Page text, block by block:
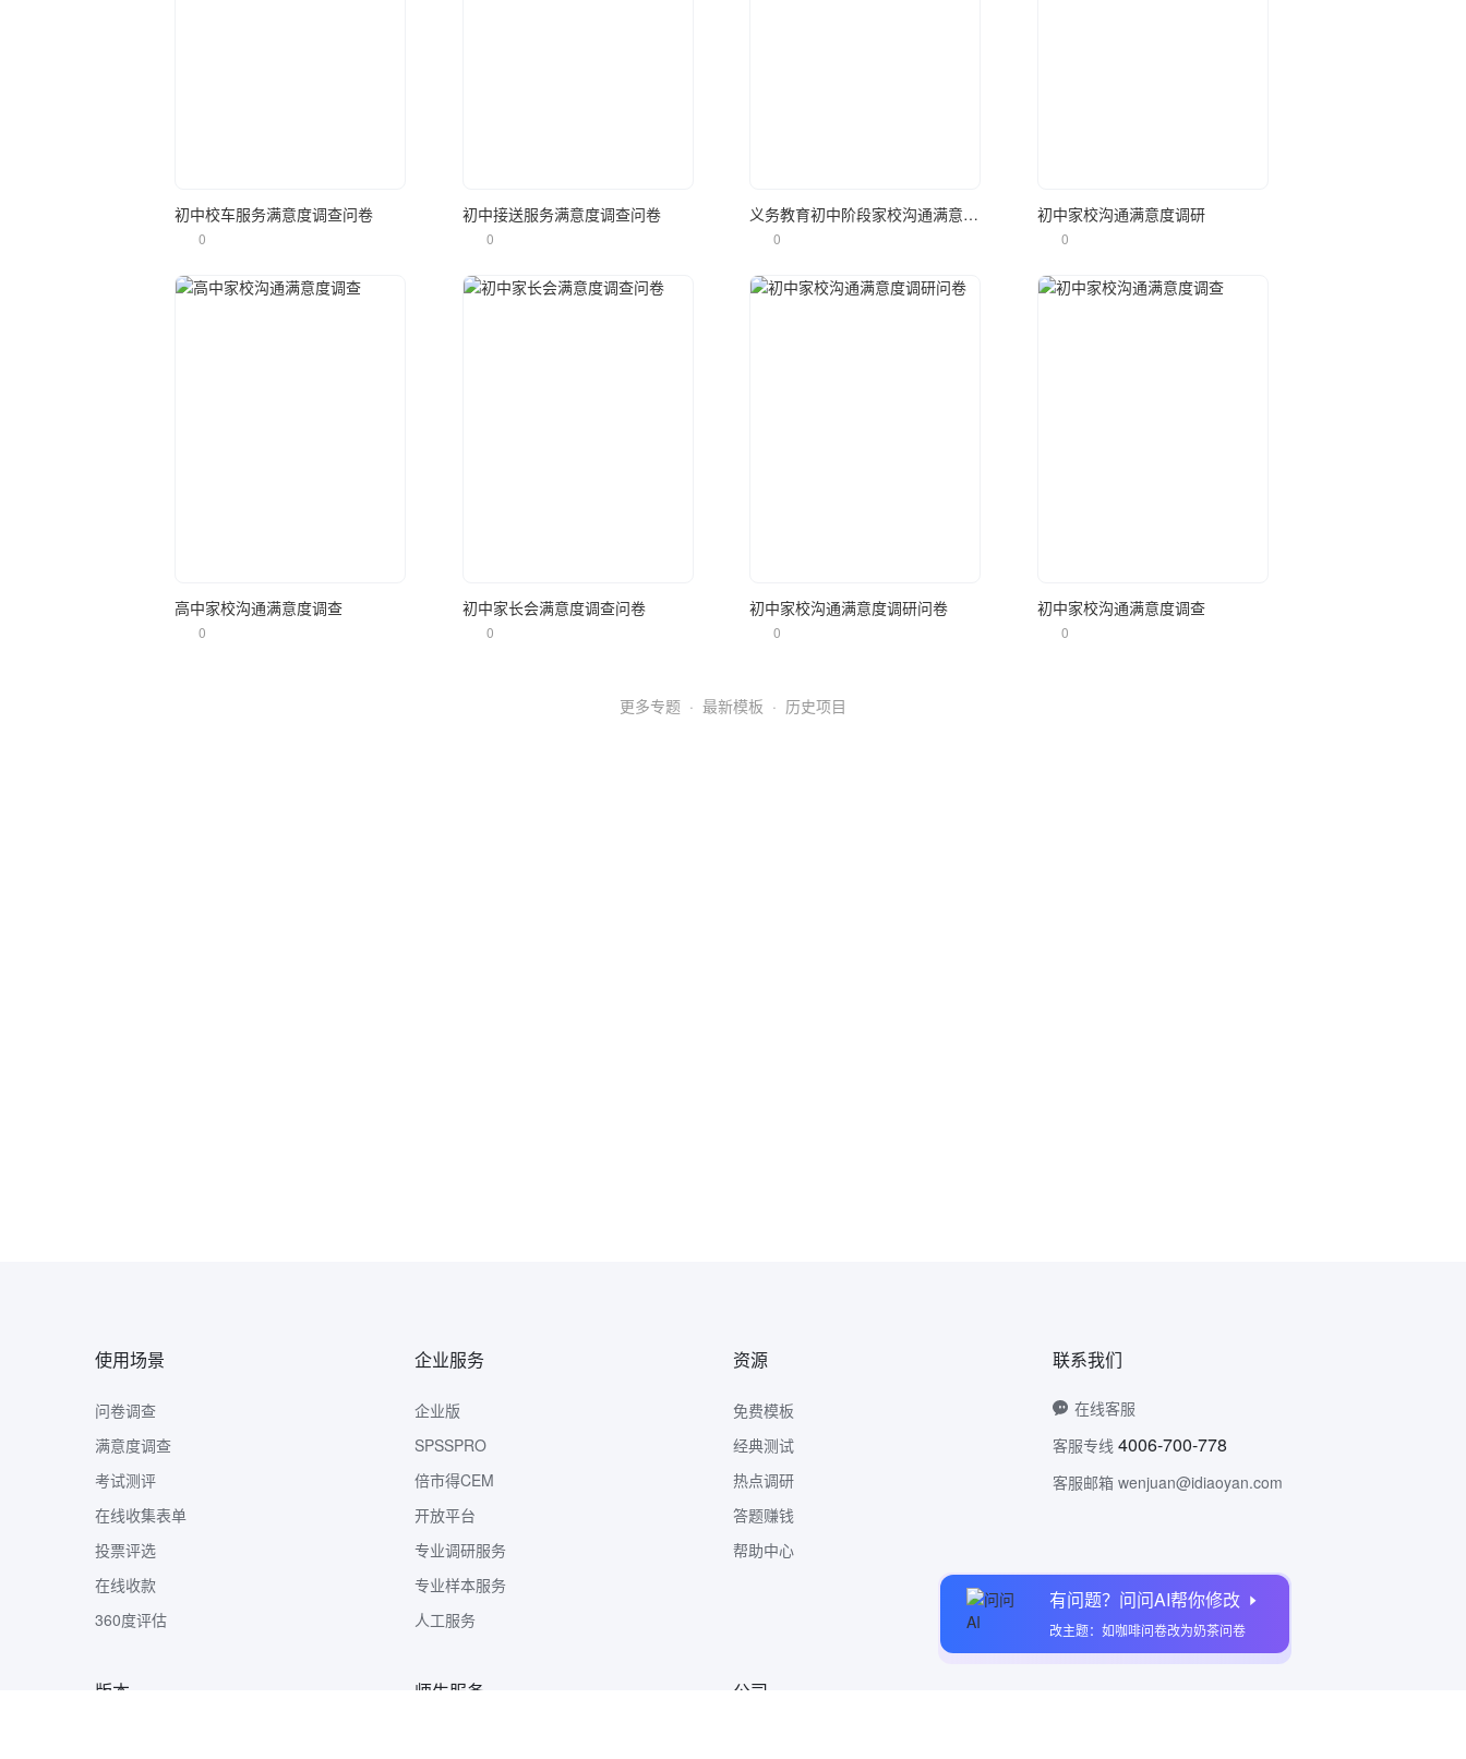
有问题？问问AI帮你修改
改主题：如咖啡问卷改为奶茶问卷
初中校车服务满意度调查问卷
0
初中接送服务满意度调查问卷
0
义务教育初中阶段家校沟通满意度调查问卷
0
初中家校沟通满意度调研
0
高中家校沟通满意度调查
0
初中家长会满意度调查问卷
0
初中家校沟通满意度调研问卷
0
初中家校沟通满意度调查
0
更多专题 · 最新模板 · 历史项目
使用场景
问卷调查
满意度调查
考试测评
在线收集表单
投票评选
在线收款
360度评估
企业服务
企业版
SPSSPRO
倍市得CEM
开放平台
专业调研服务
专业样本服务
人工服务
资源
免费模板
经典测试
热点调研
答题赚钱
帮助中心
联系我们
在线客服
客服专线 4006-700-778
客服邮箱 wenjuan@idiaoyan.com
问卷网公众号
版本 师生服务 公司